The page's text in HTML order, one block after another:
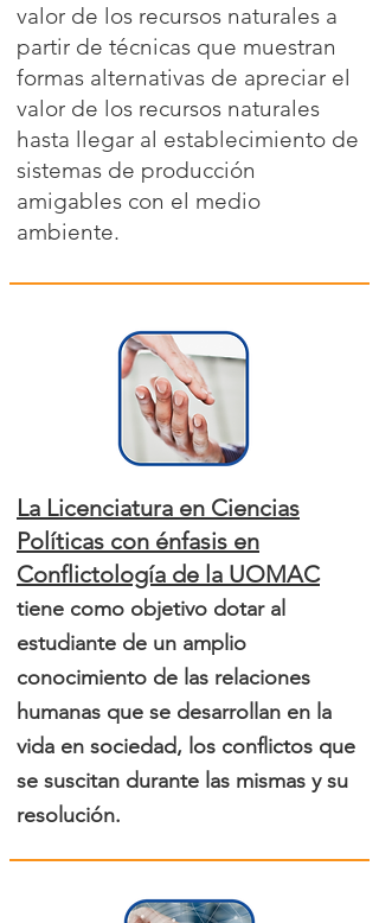
valor de los recursos naturales a
partir de técnicas que muestran
formas alternativas de apreciar el
valor de los recursos naturales
hasta llegar al establecimiento de
sistemas de producción
amigables con el medio
ambiente.
La Licenciatura en Ciencias
Políticas con énfasis en
Conflictología de la UOMAC
tiene como objetivo dotar al
estudiante de un amplio
conocimiento de las relaciones
humanas que se desarrollan en la
vida en sociedad, los conflictos que
se suscitan durante las mismas y su
resolución.